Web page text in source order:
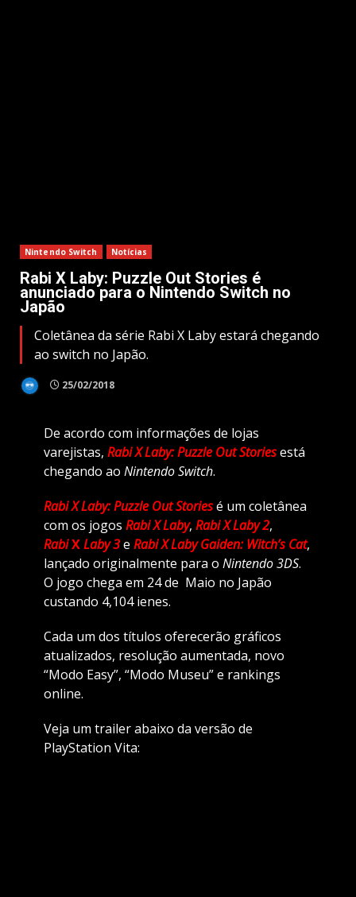
Nintendo Switch Notícias
Rabi X Laby: Puzzle Out Stories é
anunciado para o Nintendo Switch no
Japão
Coletânea da série Rabi X Laby estará chegando
ao switch no Japão.
25/02/2018
De acordo com informações de lojas
varejistas, Rabi X Laby: Puzzle Out Storiesestá
chegando ao Nintendo Switch.
Rabi X Laby: Puzzle Out Storiesé um coletânea
com os jogos Rabi X Laby, Rabi X Laby 2,
RabiXLaby 3e Rabi X Laby Gaiden: Witch’s Cat,
lançado originalmente para o Nintendo 3DS.
O jogo chega em 24 de Maio no Japão
custando 4,104 ienes.
Cada um dos títulos oferecerão gráficos
atualizados, resolução aumentada, novo
“Modo Easy”, “Modo Museu” e rankings
online.
Veja um trailer abaixo da versão de
PlayStation Vita: